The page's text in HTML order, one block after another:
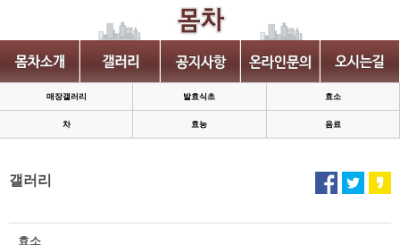
매장갤러리 발효식초 효소
차 효능 음료
갤러리
효소